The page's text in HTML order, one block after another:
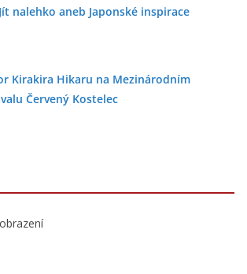
nalehko aneb Japonské inspirace
Kirakira Hikaru na Mezinárodním
Červený Kostelec